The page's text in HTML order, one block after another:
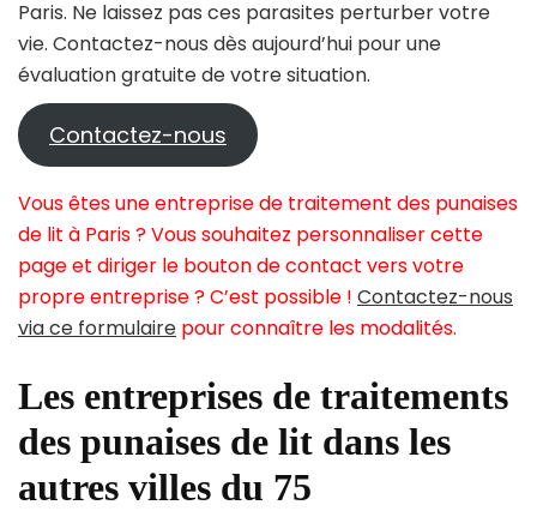
Paris. Ne laissez pas ces parasites perturber votre
vie. Contactez-nous dès aujourd’hui pour une
évaluation gratuite de votre situation.
Contactez-nous
Vous êtes une entreprise de traitement des punaises
de lit à Paris ? Vous souhaitez personnaliser cette
page et diriger le bouton de contact vers votre
propre entreprise ? C’est possible ! Contactez-nous
via ce formulaire pour connaître les modalités.
Les entreprises de traitements
des punaises de lit dans les
autres villes du 75